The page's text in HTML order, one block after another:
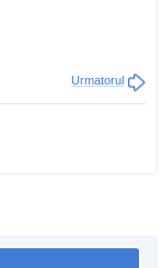
Urmatorul